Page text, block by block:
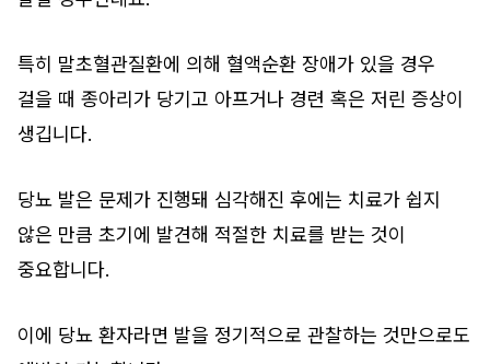
특히 말초혈관질환에 의해 혈액순환 장애가 있을 경우
걸을 때 종아리가 당기고 아프거나 경련 혹은 저린 증상이
생깁니다.
당뇨 발은 문제가 진행돼 심각해진 후에는 치료가 쉽지
않은 만큼 초기에 발견해 적절한 치료를 받는 것이
중요합니다.
이에 당뇨 환자라면 발을 정기적으로 관찰하는 것만으로도